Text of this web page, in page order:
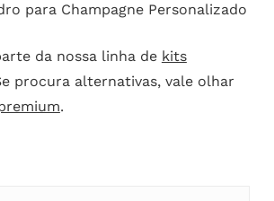
para Champagne Personalizado
da nossa linha de kits
procura alternativas, vale olhar
.